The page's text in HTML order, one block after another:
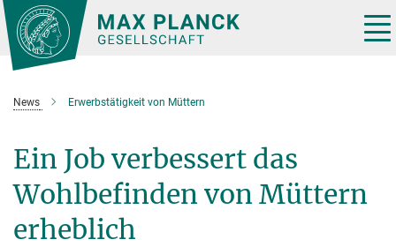
Hauptinhalt
News Erwerbstätigkeit von Müttern
Ein Job verbessert das
Wohlbefinden von Müttern
erheblich